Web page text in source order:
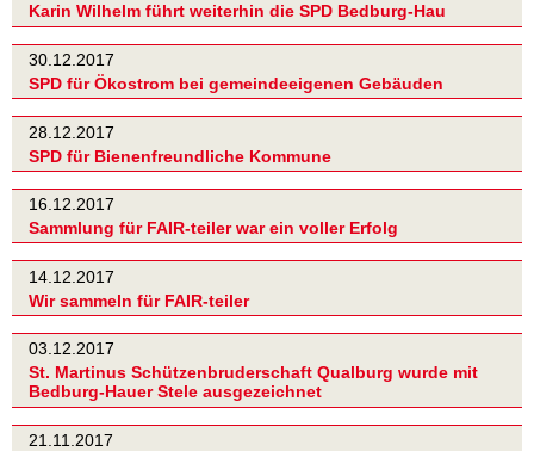
Karin Wilhelm führt weiterhin die SPD Bedburg-Hau
30.12.2017
SPD für Ökostrom bei gemeindeeigenen Gebäuden
28.12.2017
SPD für Bienenfreundliche Kommune
16.12.2017
Sammlung für FAIR-teiler war ein voller Erfolg
14.12.2017
Wir sammeln für FAIR-teiler
03.12.2017
St. Martinus Schützenbruderschaft Qualburg wurde mit
Bedburg-Hauer Stele ausgezeichnet
21.11.2017